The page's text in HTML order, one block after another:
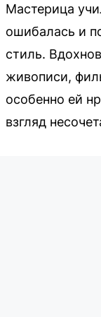
Мастерица
ошибалась и
стиль.
живописи,
особенно ей
взгляд